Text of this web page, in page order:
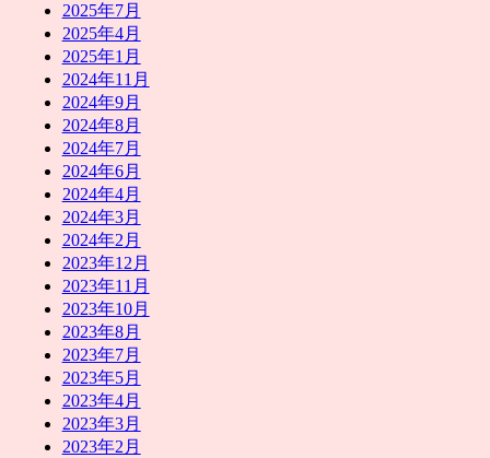
2025年7月
2025年4月
2025年1月
2024年11月
2024年9月
2024年8月
2024年7月
2024年6月
2024年4月
2024年3月
2024年2月
2023年12月
2023年11月
2023年10月
2023年8月
2023年7月
2023年5月
2023年4月
2023年3月
2023年2月